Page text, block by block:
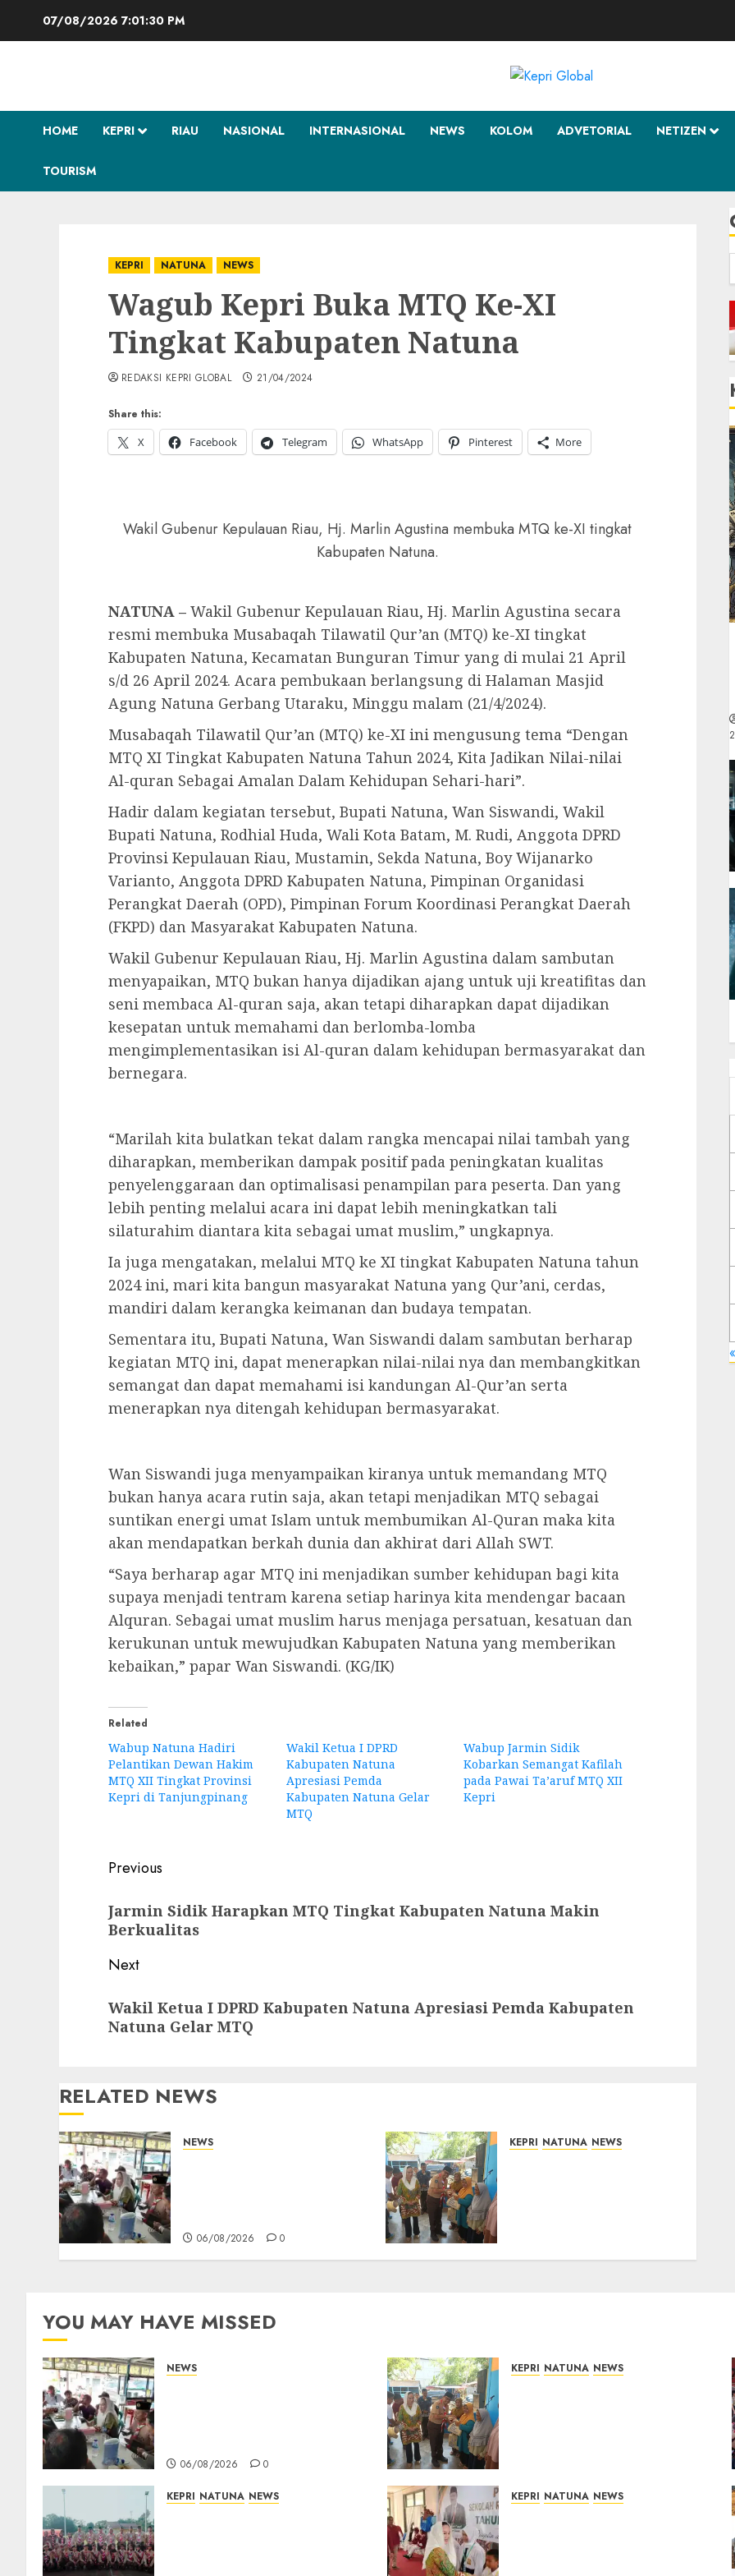
07/08/2026 7:01:30 PM
HOME KEPRI RIAU NASIONAL INTERNASIONAL NEWS KOLOM ADVETORIAL NETIZEN
TOURISM
KEPRI NATUNA NEWS
Wagub Kepri Buka MTQ Ke-XI
Tingkat Kabupaten Natuna
Share this:
X
Facebook Telegram WhatsApp Pinterest More
REDAKSI KEPRI GLOBAL 21/04/2024
Wakil Gubenur Kepulauan Riau, Hj. Marlin Agustina membuka MTQ ke-XI tingkat
Kabupaten Natuna.
NATUNA – Wakil Gubenur Kepulauan Riau, Hj. Marlin Agustina secara
resmi membuka Musabaqah Tilawatil Qur’an (MTQ) ke-XI tingkat
Kabupaten Natuna, Kecamatan Bunguran Timur yang di mulai 21 April
s/d 26 April 2024. Acara pembukaan berlangsung di Halaman Masjid
Agung Natuna Gerbang Utaraku, Minggu malam (21/4/2024).
Musabaqah Tilawatil Qur’an (MTQ) ke-XI ini mengusung tema “Dengan
MTQ XI Tingkat Kabupaten Natuna Tahun 2024, Kita Jadikan Nilai-nilai
Al-quran Sebagai Amalan Dalam Kehidupan Sehari-hari”.
Hadir dalam kegiatan tersebut, Bupati Natuna, Wan Siswandi, Wakil
Bupati Natuna, Rodhial Huda, Wali Kota Batam, M. Rudi, Anggota DPRD
Provinsi Kepulauan Riau, Mustamin, Sekda Natuna, Boy Wijanarko
Varianto, Anggota DPRD Kabupaten Natuna, Pimpinan Organidasi
Perangkat Daerah (OPD), Pimpinan Forum Koordinasi Perangkat Daerah
(FKPD) dan Masyarakat Kabupaten Natuna.
Wakil Gubenur Kepulauan Riau, Hj. Marlin Agustina dalam sambutan
menyapaikan, MTQ bukan hanya dijadikan ajang untuk uji kreatifitas dan
seni membaca Al-quran saja, akan tetapi diharapkan dapat dijadikan
kesepatan untuk memahami dan berlomba-lomba
mengimplementasikan isi Al-quran dalam kehidupan bermasyarakat dan
bernegara.
“Marilah kita bulatkan tekat dalam rangka mencapai nilai tambah yang
diharapkan, memberikan dampak positif pada peningkatan kualitas
penyelenggaraan dan optimalisasi penampilan para peserta. Dan yang
lebih penting melalui acara ini dapat lebih meningkatkan tali
silaturahim diantara kita sebagai umat muslim,” ungkapnya.
Ia juga mengatakan, melalui MTQ ke XI tingkat Kabupaten Natuna tahun
2024 ini, mari kita bangun masyarakat Natuna yang Qur’ani, cerdas,
mandiri dalam kerangka keimanan dan budaya tempatan.
Sementara itu, Bupati Natuna, Wan Siswandi dalam sambutan berharap
kegiatan MTQ ini, dapat menerapkan nilai-nilai nya dan membangkitkan
semangat dan dapat memahami isi kandungan Al-Qur’an serta
menerapkan nya ditengah kehidupan bermasyarakat.
Wan Siswandi juga menyampaikan kiranya untuk memandang MTQ
bukan hanya acara rutin saja, akan tetapi menjadikan MTQ sebagai
suntikan energi umat Islam untuk membumikan Al-Quran maka kita
akan mendapatkan berkah dunia dan akhirat dari Allah SWT.
“Saya berharap agar MTQ ini menjadikan sumber kehidupan bagi kita
supaya menjadi tentram karena setiap harinya kita mendengar bacaan
Alquran. Sebagai umat muslim harus menjaga persatuan, kesatuan dan
kerukunan untuk mewujudkan Kabupaten Natuna yang memberikan
kebaikan,” papar Wan Siswandi. (KG/IK)
Related
Wabup Natuna Hadiri
Pelantikan Dewan Hakim
MTQ XII Tingkat Provinsi
Kepri di Tanjungpinang
Wakil Ketua I DPRD
Kabupaten Natuna
Apresiasi Pemda
Kabupaten Natuna Gelar
MTQ
Wabup Jarmin Sidik
Kobarkan Semangat Kafilah
pada Pawai Ta’aruf MTQ XII
Kepri
Post
navigation
Previous
post:
Jarmin Sidik Harapkan MTQ Tingkat Kabupaten Natuna Makin
Berkualitas
Next
post:
Wakil Ketua I DPRD Kabupaten Natuna Apresiasi Pemda Kabupaten
Natuna Gelar MTQ
RELATED NEWS
NEWS
06/08/2026 0
KEPRI NATUNA NEWS
YOU MAY HAVE MISSED
NEWS
06/08/2026 0
KEPRI NATUNA NEWS
KEPRI NATUNA NEWS KEPRI NATUNA NEWS